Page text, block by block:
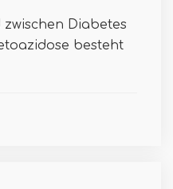
Diabetes
besteht